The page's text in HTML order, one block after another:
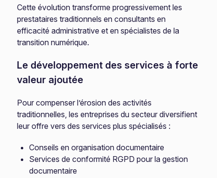
Cette évolution transforme progressivement les
prestataires traditionnels en consultants en
efficacité administrative et en spécialistes de la
transition numérique.
Le développement des services à forte
valeur ajoutée
Pour compenser l’érosion des activités
traditionnelles, les entreprises du secteur diversifient
leur offre vers des services plus spécialisés :
Conseils en organisation documentaire
Services de conformité RGPD pour la gestion
documentaire